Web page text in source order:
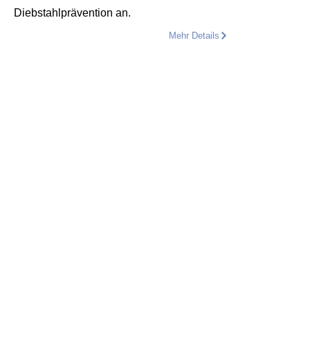
Diebstahlprävention an.
Mehr Details